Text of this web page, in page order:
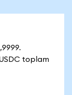
toplam